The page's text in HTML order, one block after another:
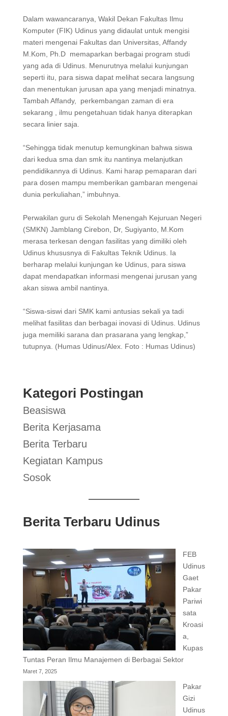
Dalam wawancaranya, Wakil Dekan Fakultas Ilmu
Komputer (FIK) Udinus yang didaulat untuk mengisi
materi mengenai Fakultas dan Universitas, Affandy
M.Kom, Ph.D memaparkan berbagai program studi
yang ada di Udinus. Menurutnya melalui kunjungan
seperti itu, para siswa dapat melihat secara langsung
dan menentukan jurusan apa yang menjadi minatnya.
Tambah Affandy, perkembangan zaman di era
sekarang , ilmu pengetahuan tidak hanya diterapkan
secara linier saja.
“Sehingga tidak menutup kemungkinan bahwa siswa
dari kedua sma dan smk itu nantinya melanjutkan
pendidikannya di Udinus. Kami harap pemaparan dari
para dosen mampu memberikan gambaran mengenai
dunia perkuliahan,” imbuhnya.
Perwakilan guru di Sekolah Menengah Kejuruan Negeri
(SMKN) Jamblang Cirebon, Dr, Sugiyanto, M.Kom
merasa terkesan dengan fasilitas yang dimiliki oleh
Udinus khususnya di Fakultas Teknik Udinus. Ia
berharap melalui kunjungan ke Udinus, para siswa
dapat mendapatkan informasi mengenai jurusan yang
akan siswa ambil nantinya.
“Siswa-siswi dari SMK kami antusias sekali ya tadi
melihat fasilitas dan berbagai inovasi di Udinus. Udinus
juga memiliki sarana dan prasarana yang lengkap,”
tutupnya. (Humas Udinus/Alex. Foto : Humas Udinus)
Kategori Postingan
Beasiswa
Berita Kerjasama
Berita Terbaru
Kegiatan Kampus
Sosok
Berita Terbaru Udinus
FEB
Udinus
Gaet
Pakar
Pariwi
sata
Kroasi
a,
Kupas
Tuntas Peran Ilmu Manajemen di Berbagai Sektor
Maret 7, 2025
Pakar
Gizi
Udinus